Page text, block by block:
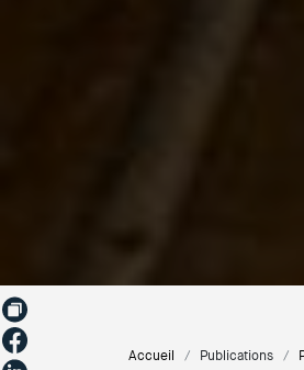
Accueil Publications